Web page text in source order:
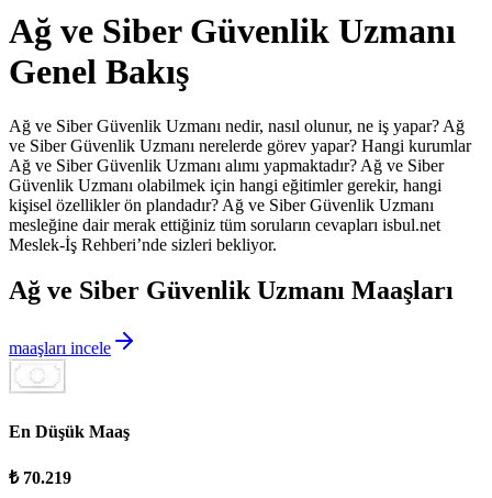
Ağ ve Siber Güvenlik Uzmanı
Genel Bakış
Ağ ve Siber Güvenlik Uzmanı nedir, nasıl olunur, ne iş yapar? Ağ
ve Siber Güvenlik Uzmanı nerelerde görev yapar? Hangi kurumlar
Ağ ve Siber Güvenlik Uzmanı alımı yapmaktadır? Ağ ve Siber
Güvenlik Uzmanı olabilmek için hangi eğitimler gerekir, hangi
kişisel özellikler ön plandadır? Ağ ve Siber Güvenlik Uzmanı
mesleğine dair merak ettiğiniz tüm soruların cevapları isbul.net
Meslek-İş Rehberi’nde sizleri bekliyor.
Ağ ve Siber Güvenlik Uzmanı Maaşları
maaşları incele
En Düşük Maaş
₺ 70.219